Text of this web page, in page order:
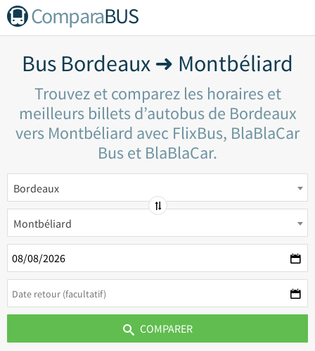
ComparaBUS
Bus Bordeaux ➜ Montbéliard
Trouvez et comparez les horaires et
meilleurs billets d’autobus de Bordeaux
vers Montbéliard avec FlixBus, BlaBlaCar
Bus et BlaBlaCar.
Bordeaux
Montbéliard
COMPARER